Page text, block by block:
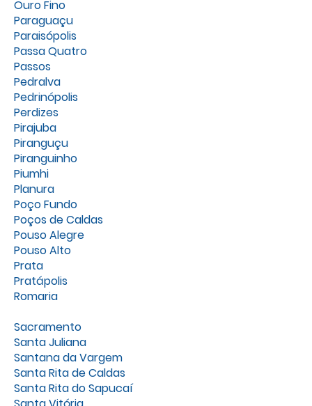
Ouro Fino
Paraguaçu
Paraisópolis
Passa Quatro
Passos
Pedralva
Pedrinópolis
Perdizes
Pirajuba
Piranguçu
Piranguinho
Piumhi
Planura
Poço Fundo
Poços de Caldas
Pouso Alegre
Pouso Alto
Prata
Pratápolis
Romaria
Sacramento
Santa Juliana
Santana da Vargem
Santa Rita de Caldas
Santa Rita do Sapucaí